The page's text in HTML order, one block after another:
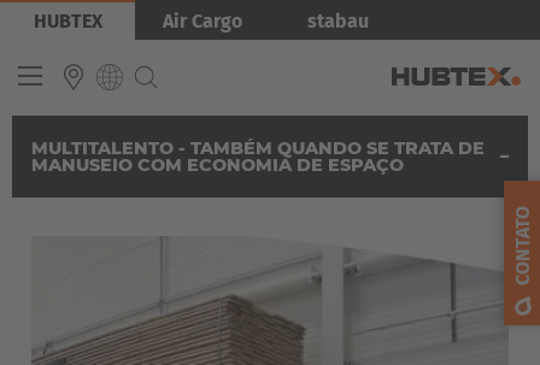
PularHUBTEX Air Cargo stabau
Microsite Order Picking
Empilhadeiras Multidirecionais Automatizadas
INTERNATIONAL
Français
MULTITALENTO - TAMBÉM QUANDO SE TRATA DE
MANUSEIO COM ECONOMIA DE ESPAÇO
CONTATO